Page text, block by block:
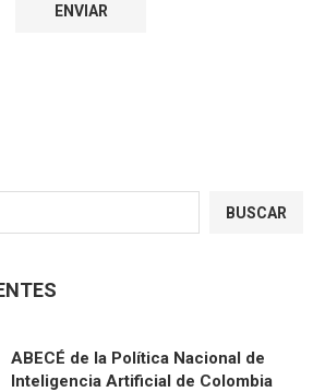
BUSCAR
ABECÉ de la Política Nacional de
Inteligencia Artificial de Colombia